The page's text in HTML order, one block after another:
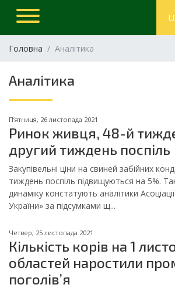
Головна Аналітика
Аналітика
Пʼятниця, 26 листопада 2021
Ринок живця, 48-й
другий тиждень поспіль
Закупівельні ціни на свиней забійних
тиждень поспіль підвищуються на 5%.
динаміку констатують аналітики
України» за підсумками щ...
Четвер, 25 листопада 2021
Кількість корів на 1
областей наростили
поголів’я